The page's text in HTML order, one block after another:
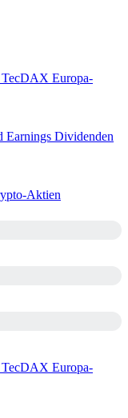
TecDAX Europa-
Earnings Dividenden
Aktien
TecDAX Europa-